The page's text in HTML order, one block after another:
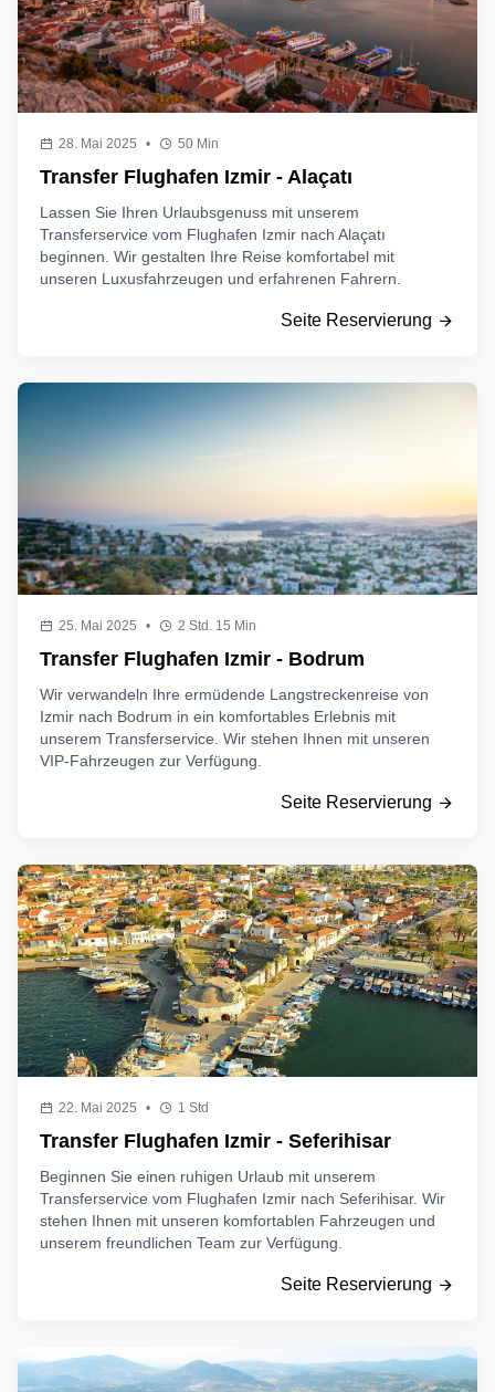
28. Mai 2025 • 50 Min
Transfer Flughafen Izmir - Alaçatı
Lassen Sie Ihren Urlaubsgenuss mit unserem
Transferservice vom Flughafen Izmir nach Alaçatı
beginnen. Wir gestalten Ihre Reise komfortabel mit
unseren Luxusfahrzeugen und erfahrenen Fahrern.
Seite Reservierung
25. Mai 2025 • 2 Std. 15 Min
Transfer Flughafen Izmir - Bodrum
Wir verwandeln Ihre ermüdende Langstreckenreise von
Izmir nach Bodrum in ein komfortables Erlebnis mit
unserem Transferservice. Wir stehen Ihnen mit unseren
VIP-Fahrzeugen zur Verfügung.
Seite Reservierung
22. Mai 2025 • 1 Std
Transfer Flughafen Izmir - Seferihisar
Beginnen Sie einen ruhigen Urlaub mit unserem
Transferservice vom Flughafen Izmir nach Seferihisar. Wir
stehen Ihnen mit unseren komfortablen Fahrzeugen und
unserem freundlichen Team zur Verfügung.
Seite Reservierung